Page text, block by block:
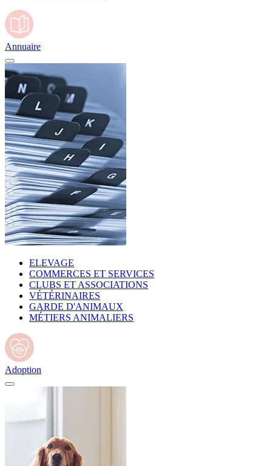
Annuaire
ELEVAGE
COMMERCES ET SERVICES
CLUBS ET ASSOCIATIONS
VÉTÉRINAIRES
GARDE D'ANIMAUX
MÉTIERS ANIMALIERS
Adoption